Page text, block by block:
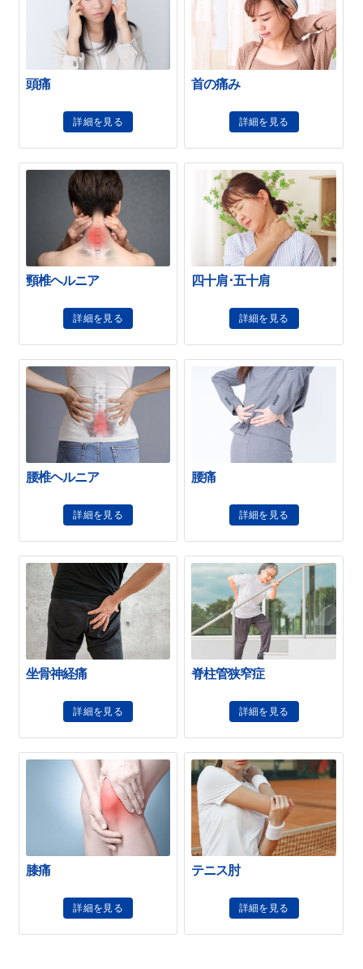
頭痛
詳細を見る
首の痛み
詳細を見る
頸椎ヘルニア
詳細を見る
四十肩･五十肩
詳細を見る
腰椎ヘルニア
詳細を見る
腰痛
詳細を見る
坐骨神経痛
詳細を見る
脊柱管狭窄症
詳細を見る
膝痛
詳細を見る
テニス肘
詳細を見る